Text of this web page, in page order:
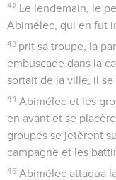
42 Le lendemain, le
Abimélec, qui en fut
43 prit sa troupe, la
embuscade dans la
sortait de la ville, il se
44 Abimélec et les
en avant et se
groupes se jetèrent
campagne et les
45 Abimélec attaqua